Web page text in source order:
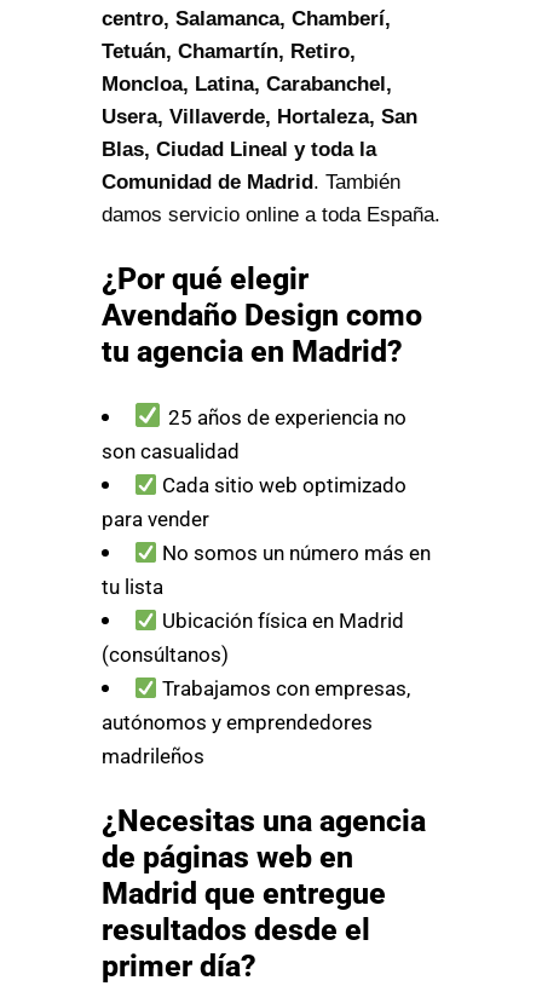
centro, Salamanca, Chamberí,
Tetuán, Chamartín, Retiro,
Moncloa, Latina, Carabanchel,
Usera, Villaverde, Hortaleza, San
Blas, Ciudad Lineal y toda la
Comunidad de Madrid. También
damos servicio online a toda España.
¿Por qué elegir
Avendaño Design como
tu agencia en Madrid?
25 años de experiencia no
son casualidad
Cada sitio web optimizado
para vender
No somos un número más en
tu lista
Ubicación física en Madrid
(consúltanos)
Trabajamos con empresas,
autónomos y emprendedores
madrileños
¿Necesitas una agencia
de páginas web en
Madrid que entregue
resultados desde el
primer día?